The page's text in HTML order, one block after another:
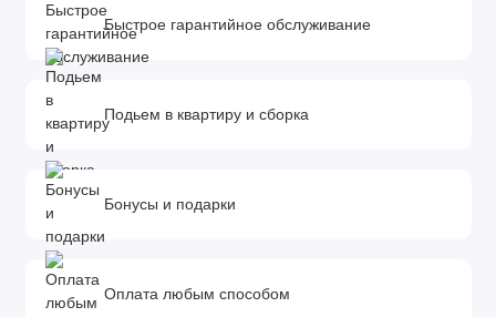
Быстрое гарантийное обслуживание
Подьем в квартиру и сборка
Бонусы и подарки
Оплата любым способом